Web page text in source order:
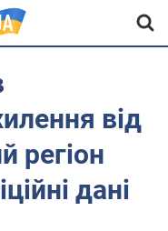
від
регіон
дані